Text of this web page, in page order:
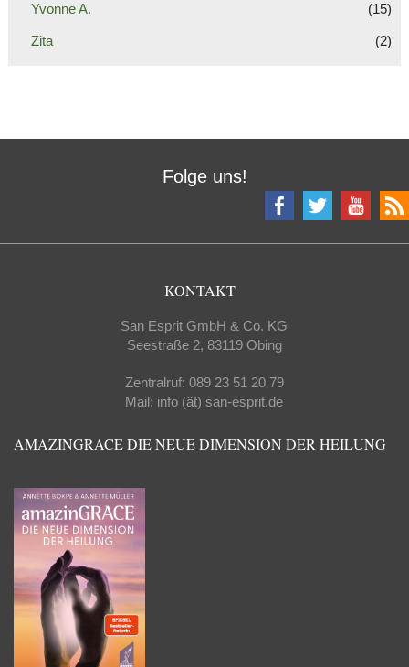
Yvonne A. (15)
Zita (2)
Folge uns!
KONTAKT
San Esprit GmbH & Co. KG
Seestraße 2, 83119 Obing
Zentralruf: 089 23 51 20 79
Mail: info (ät) san-esprit.de
AMAZINGRACE DIE NEUE DIMENSION DER HEILUNG